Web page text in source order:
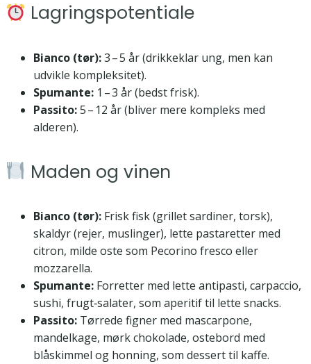
Lagringspotentiale
Bianco (tør):3 – 5 år (drikkeklar ung, men kan
udvikle kompleksitet).
Spumante: 1 – 3 år (bedst frisk).
Passito:5 – 12 år (bliver mere kompleks med
alderen).
Maden og vinen
Bianco (tør): Frisk fisk (grillet sardiner, torsk),
skaldyr (rejer, muslinger), lette pastaretter med
citron, milde oste som Pecorino fresco eller
mozzarella.
Spumante: Forretter med lette antipasti, carpaccio,
sushi, frugt‑salater, som aperitif til lette snacks.
Passito: Tørrede figner med mascarpone,
mandelkage, mørk chokolade, ostebord med
blåskimmel og honning, som dessert til kaffe.